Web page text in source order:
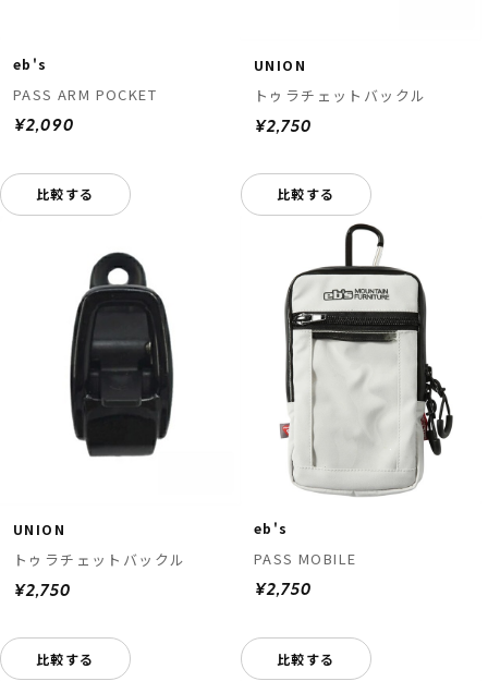
eb's
PASS ARM POCKET
¥2,090
比較する
UNION
トゥラチェットバックル
¥2,750
比較する
UNION
トゥラチェットバックル
¥2,750
比較する
eb's
PASS MOBILE
¥2,750
比較する